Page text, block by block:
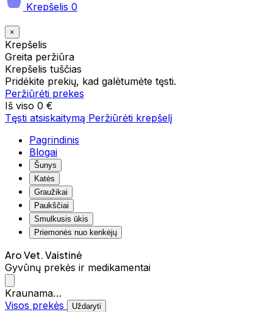
Krepšelis 0
×
Krepšelis
Greita peržiūra
Krepšelis tuščias
Pridėkite prekių, kad galėtumėte tęsti.
Peržiūrėti prekes
Iš viso 0 €
Tęsti atsiskaitymą Peržiūrėti krepšelį
Pagrindinis
Blogai
Šunys
Katės
Graužikai
Paukščiai
Smulkusis ūkis
Priemonės nuo kenkėjų
Aro Vet. Vaistinė
Gyvūnų prekės ir medikamentai
Kraunama…
Visos prekės
Uždaryti